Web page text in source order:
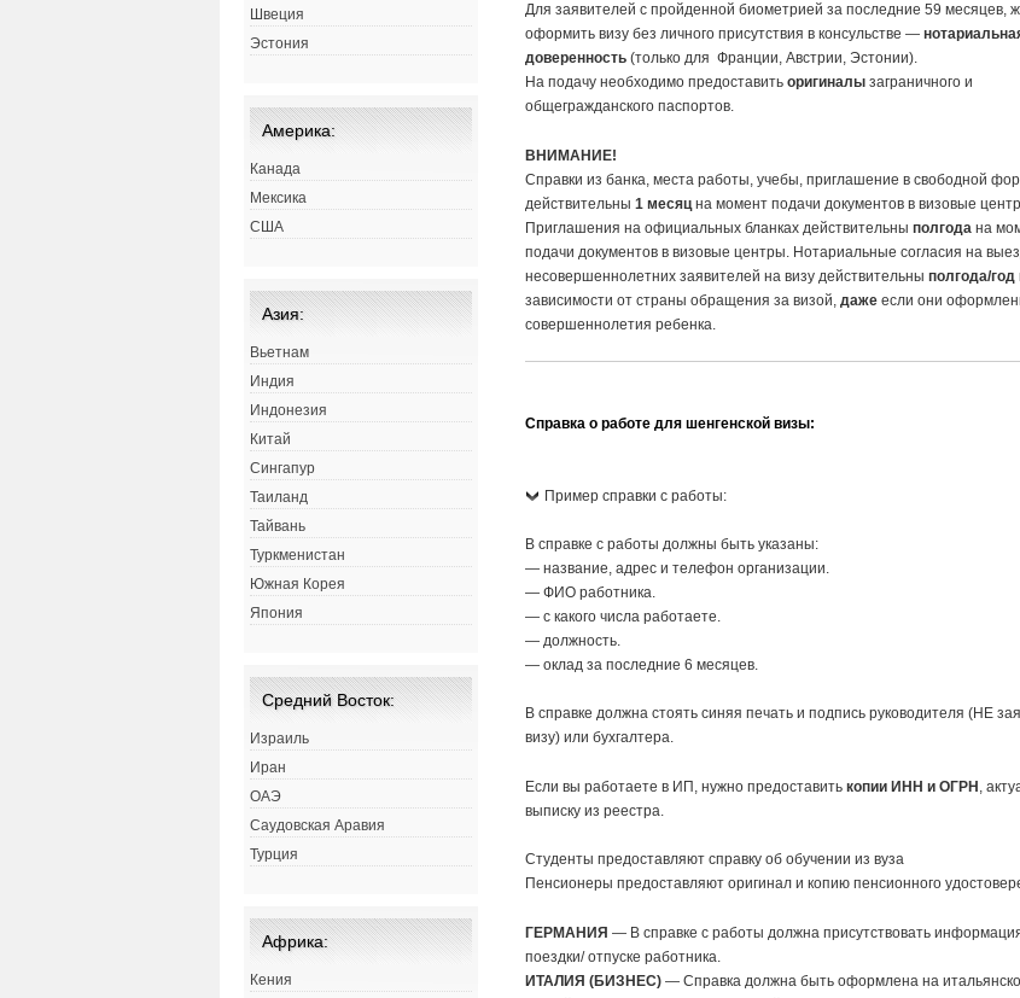
Для заявителей с пройденной биометрией за последние 59 месяцев,
оформить визу без личного присутствия в консульстве —
доверенность (только для Франции, Австрии, Эстонии).
На подачу необходимо предоставитьоригиналы заграничного и
общегражданского паспортов.
ВНИМАНИЕ!
Справки из банка, места работы, учебы, приглашение в свободной
действительны1 месяцна момент подачи документов в визовые
Приглашения на официальных бланках действительныполгода на
подачи документов в визовые центры. Нотариальные согласия на
несовершеннолетних заявителей на визу действительныполгода/год
зависимости от страны обращения за визой,даже если они
совершеннолетия ребенка.
Справка о работе для шенгенской визы:
Пример справки с работы:
В справке с работы должны быть указаны:
— название, адрес и телефон организации.
— ФИО работника.
— с какого числа работаете.
— должность.
— оклад за последние 6 месяцев.
В справке должна стоять синяя печать и подпись руководителя (НЕ
визу) или бухгалтера.
Если вы работаете в ИП, нужно предоставитькопии ИНН и ОГРН,
выписку из реестра.
Студенты предоставляют справку об обучении из вуза
Пенсионеры предоставляют оригинал и копию пенсионного
ГЕРМАНИЯ — В справке с работы должна присутствовать
поездки/ отпуске работника.
ИТАЛИЯ (БИЗНЕС) — Справка должна быть оформлена на
Швеция
Эстония
Америка:
Канада
Мексика
США
Азия:
Вьетнам
Индия
Индонезия
Китай
Сингапур
Таиланд
Тайвань
Туркменистан
Южная Корея
Япония
Средний Восток:
Израиль
Иран
ОАЭ
Саудовская Аравия
Турция
Африка:
Кения